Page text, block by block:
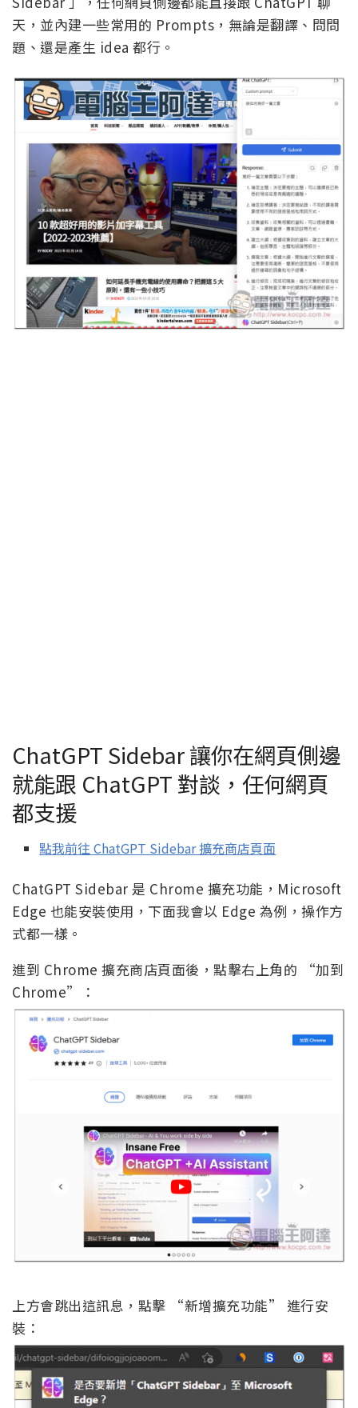
天，並內建一些常用的 Prompts，無論是翻譯、問問
題、還是產生 idea 都行。
ChatGPT Sidebar 讓你在網頁側邊
就能跟 ChatGPT 對談，任何網頁
都支援
點我前往 ChatGPT Sidebar 擴充商店頁面
ChatGPT Sidebar 是 Chrome 擴充功能，Microsoft
Edge 也能安裝使用，下面我會以 Edge 為例，操作方
式都一樣。
進到 Chrome 擴充商店頁面後，點擊右上角的 “加到
Chrome”：
上方會跳出這訊息，點擊 “新增擴充功能” 進行安
裝：